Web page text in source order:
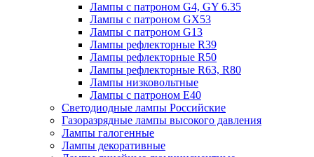
Лампы с патроном G4, GY 6.35
Лампы с патроном GX53
Лампы с патроном G13
Лампы рефлекторные R39
Лампы рефлекторные R50
Лампы рефлекторные R63, R80
Лампы низковольтные
Лампы с патроном Е40
Светодиодные лампы Российские
Газоразрядные лампы высокого давления
Лампы галогенные
Лампы декоративные